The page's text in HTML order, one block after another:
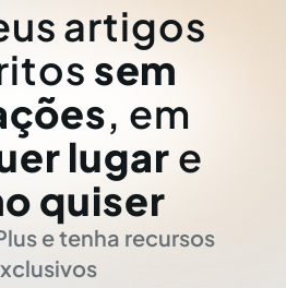
artigos
sem
, em
lugar e
quiser
e tenha recursos